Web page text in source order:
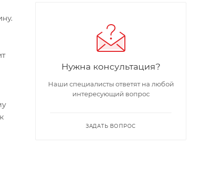
Нужна консультация?
Наши специалисты ответят на любой
интересующий вопрос
ЗАДАТЬ ВОПРОС